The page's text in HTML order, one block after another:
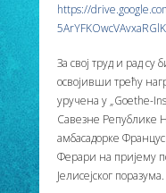
https://
За свој труд и рад
освојивши трећу
уручена у „Goethe-
Савезне Републике
амбасадорке
Ферари на пријему
Јелисејског поразума.